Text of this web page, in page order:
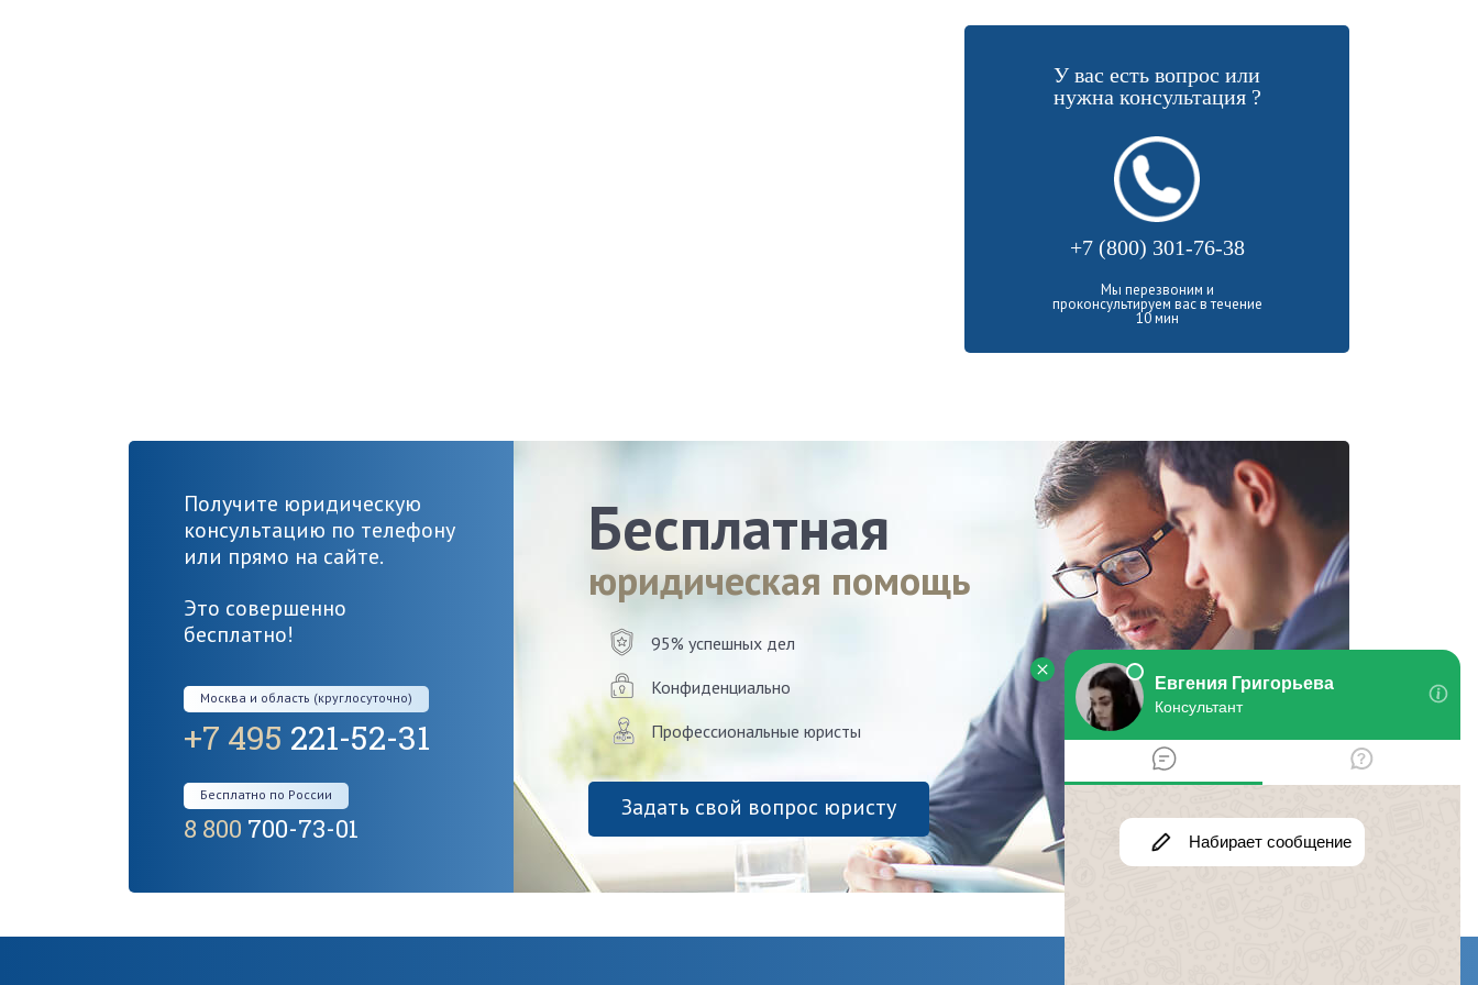
У вас есть вопрос или
нужна консультация ?
+7 (800) 301-76-38
Мы перезвоним и
проконсультируем вас в течение
10 мин
Получите юридическую
консультацию по телефону
или прямо на сайте.
Это совершенно
бесплатно!
Москва и область (круглосуточно)
+7 495 221-52-31
Бесплатно по России
8 800 700-73-01
Бесплатная
юридическая помощь
95% успешных дел
Конфиденциально
Профессиональные юристы
Задать свой вопрос юристу